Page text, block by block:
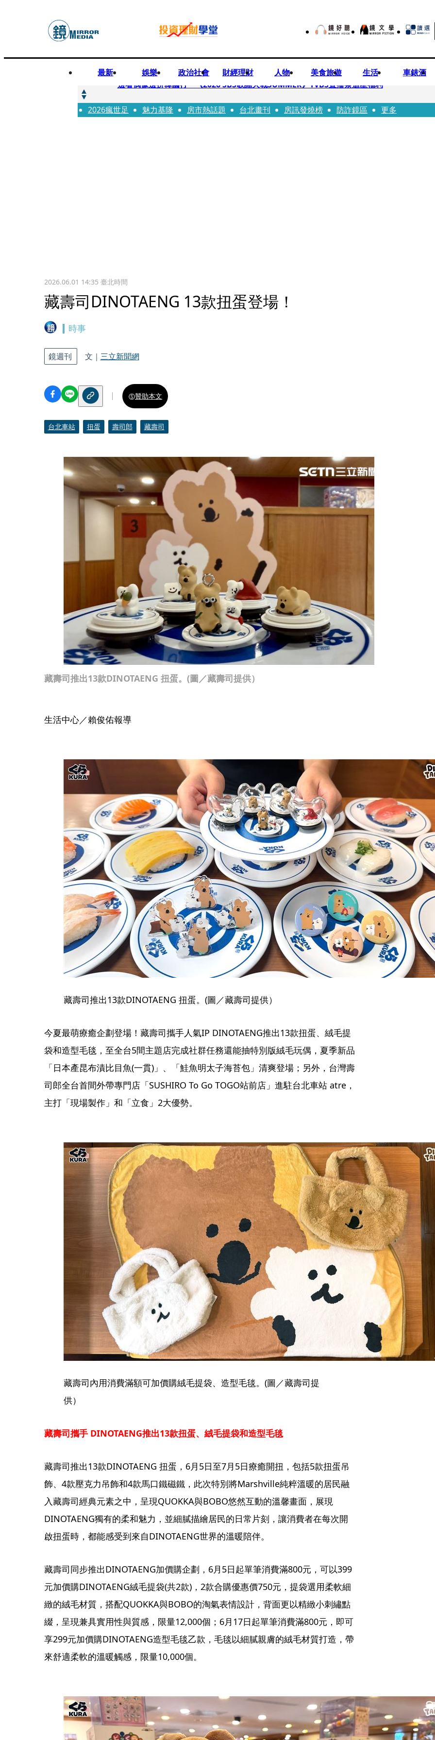
最新 娛樂 政治社會 財經理財 人物 美食旅遊 生活 車錶酒
快訊
邊看偶像邊拚韓國行 《2026 SBS歌謠大戰SUMMER》TVBS直播祭追星福利
快訊
代誌大條火急跳船？ 宏碁派任李文詳接掌兆基屋管2天就喊撤出！
2026瘋世足 魅力基隆 房市熱話題 台北畫刊 房訊發燒榜 防詐鏡區 更多
2026.06.01 14:35 臺北時間
藏壽司DINOTAENG 13款扭蛋登場！
時事
藏壽司推出13款DINOTAENG 扭蛋。(圖／藏壽司提供）
鏡週刊 文｜ 三立新聞網
贊助本文
台北車站 扭蛋 壽司郎 藏壽司
生活中心／賴俊佑報導
藏壽司推出13款DINOTAENG 扭蛋。(圖／藏壽司提供）
今夏最萌療癒企劃登場！藏壽司攜手人氣IP DINOTAENG推出13款扭蛋、絨毛提
袋和造型毛毯，至全台5間主題店完成社群任務還能抽特別版絨毛玩偶，夏季新品
「日本產昆布漬比目魚(一貫)」、「鮭魚明太子海苔包」清爽登場；另外，台灣壽
司郎全台首間外帶專門店「SUSHIRO To Go TOGO站前店」進駐台北車站 atre，
主打「現場製作」和「立食」2大優勢。
藏壽司內用消費滿額可加價購絨毛提袋、造型毛毯。(圖／藏壽司提
供）
藏壽司攜手 DINOTAENG推出13款扭蛋、絨毛提袋和造型毛毯
藏壽司推出13款DINOTAENG 扭蛋，6月5日至7月5日療癒開扭，包括5款扭蛋吊
飾、4款壓克力吊飾和4款馬口鐵磁鐵，此次特別將Marshville純粹溫暖的居民融
入藏壽司經典元素之中，呈現QUOKKA與BOBO悠然互動的溫馨畫面，展現
DINOTAENG獨有的柔和魅力，並細膩描繪居民的日常片刻，讓消費者在每次開
啟扭蛋時，都能感受到來自DINOTAENG世界的溫暖陪伴。
藏壽司同步推出DINOTAENG加價購企劃，6月5日起單筆消費滿800元，可以399
元加價購DINOTAENG絨毛提袋(共2款)，2款合購優惠價750元，提袋選用柔軟細
緻的絨毛材質，搭配QUOKKA與BOBO的淘氣表情設計，背面更以精緻小刺繡點
綴，呈現兼具實用性與質感，限量12,000個；6月17日起單筆消費滿800元，即可
享299元加價購DINOTAENG造型毛毯乙款，毛毯以細膩親膚的絨毛材質打造，帶
來舒適柔軟的溫暖觸感，限量10,000個。